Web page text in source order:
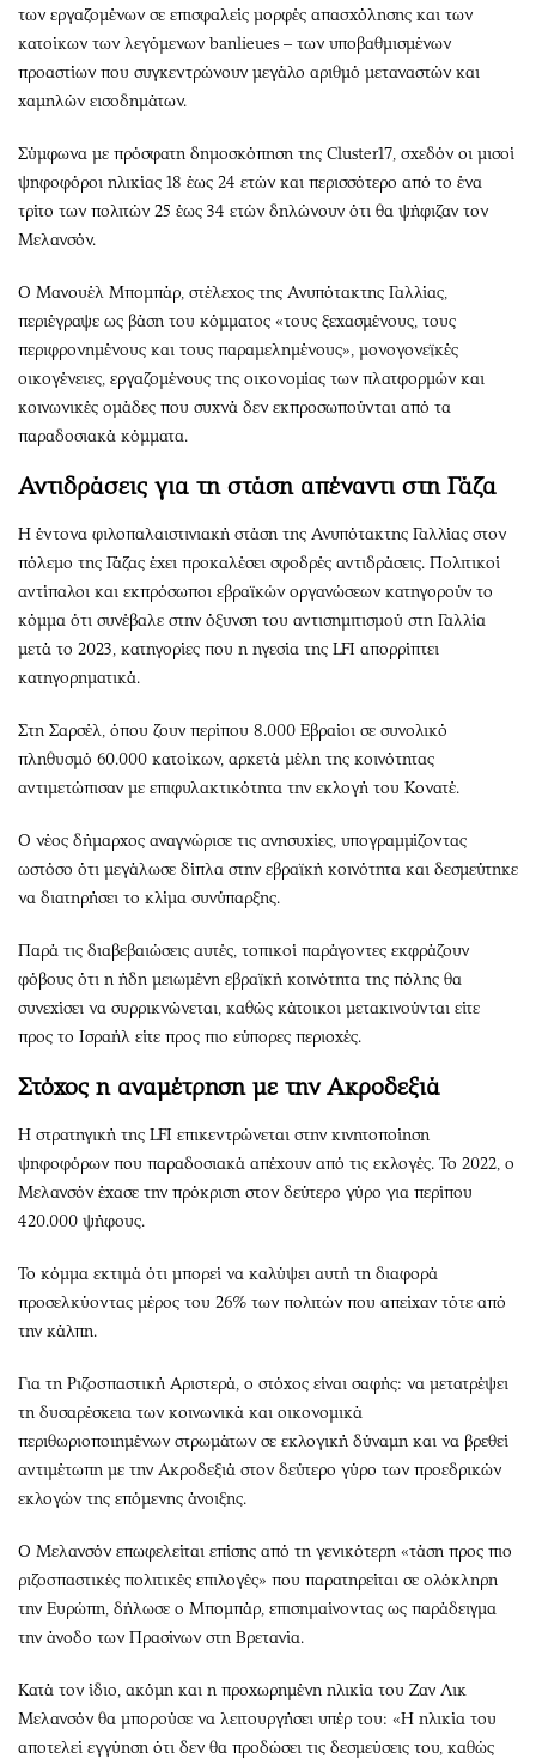
των εργαζομένων σε επισφαλείς μορφές απασχόλησης και των
κατοίκων των λεγόμενων banlieues – των υποβαθμισμένων
προαστίων που συγκεντρώνουν μεγάλο αριθμό μεταναστών και
χαμηλών εισοδημάτων.
Σύμφωνα με πρόσφατη δημοσκόπηση της Cluster17, σχεδόν οι μισοί
ψηφοφόροι ηλικίας 18 έως 24 ετών και περισσότερο από το ένα
τρίτο των πολιτών 25 έως 34 ετών δηλώνουν ότι θα ψήφιζαν τον
Μελανσόν.
Ο Μανουέλ Μπομπάρ, στέλεχος της Ανυπότακτης Γαλλίας,
περιέγραψε ως βάση του κόμματος «τους ξεχασμένους, τους
περιφρονημένους και τους παραμελημένους», μονογονεϊκές
οικογένειες, εργαζομένους της οικονομίας των πλατφορμών και
κοινωνικές ομάδες που συχνά δεν εκπροσωπούνται από τα
παραδοσιακά κόμματα.
Αντιδράσεις για τη στάση απέναντι στη Γάζα
Η έντονα φιλοπαλαιστινιακή στάση της Ανυπότακτης Γαλλίας στον
πόλεμο της Γάζας έχει προκαλέσει σφοδρές αντιδράσεις. Πολιτικοί
αντίπαλοι και εκπρόσωποι εβραϊκών οργανώσεων κατηγορούν το
κόμμα ότι συνέβαλε στην όξυνση του αντισημιτισμού στη Γαλλία
μετά το 2023, κατηγορίες που η ηγεσία της LFI απορρίπτει
κατηγορηματικά.
Στη Σαρσέλ, όπου ζουν περίπου 8.000 Εβραίοι σε συνολικό
πληθυσμό 60.000 κατοίκων, αρκετά μέλη της κοινότητας
αντιμετώπισαν με επιφυλακτικότητα την εκλογή του Κονατέ.
Ο νέος δήμαρχος αναγνώρισε τις ανησυχίες, υπογραμμίζοντας
ωστόσο ότι μεγάλωσε δίπλα στην εβραϊκή κοινότητα και δεσμεύτηκε
να διατηρήσει το κλίμα συνύπαρξης.
Παρά τις διαβεβαιώσεις αυτές, τοπικοί παράγοντες εκφράζουν
φόβους ότι η ήδη μειωμένη εβραϊκή κοινότητα της πόλης θα
συνεχίσει να συρρικνώνεται, καθώς κάτοικοι μετακινούνται είτε
προς το Ισραήλ είτε προς πιο εύπορες περιοχές.
Στόχος η αναμέτρηση με την Ακροδεξιά
Η στρατηγική της LFI επικεντρώνεται στην κινητοποίηση
ψηφοφόρων που παραδοσιακά απέχουν από τις εκλογές. Το 2022, ο
Μελανσόν έχασε την πρόκριση στον δεύτερο γύρο για περίπου
420.000 ψήφους.
Το κόμμα εκτιμά ότι μπορεί να καλύψει αυτή τη διαφορά
προσελκύοντας μέρος του 26% των πολιτών που απείχαν τότε από
την κάλπη.
Για τη Ριζοσπαστική Αριστερά, ο στόχος είναι σαφής: να μετατρέψει
τη δυσαρέσκεια των κοινωνικά και οικονομικά
περιθωριοποιημένων στρωμάτων σε εκλογική δύναμη και να βρεθεί
αντιμέτωπη με την Ακροδεξιά στον δεύτερο γύρο των προεδρικών
εκλογών της επόμενης άνοιξης.
Ο Μελανσόν επωφελείται επίσης από τη γενικότερη «τάση προς πιο
ριζοσπαστικές πολιτικές επιλογές» που παρατηρείται σε ολόκληρη
την Ευρώπη, δήλωσε ο Μπομπάρ, επισημαίνοντας ως παράδειγμα
την άνοδο των Πρασίνων στη Βρετανία.
Κατά τον ίδιο, ακόμη και η προχωρημένη ηλικία του Ζαν Λικ
Μελανσόν θα μπορούσε να λειτουργήσει υπέρ του: «Η ηλικία του
αποτελεί εγγύηση ότι δεν θα προδώσει τις δεσμεύσεις του, καθώς